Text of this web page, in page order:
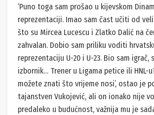
‘Puno toga sam prošao u kijevskom
reprezentaciji. Imao sam čast učiti od
što su Mircea Lucescu i Zlatko Dalić na
zahvalan. Dobio sam priliku voditi
reprezentaciju U-20 i U-23. Bio sam igrač,
izbornik… Trener u Ligama petice ili HNL-
možete znati što vrijeme nosi’, ostao je
tajanstven Vukojević, ali on ionako nije
predaleko u budućnost, važnija mu je